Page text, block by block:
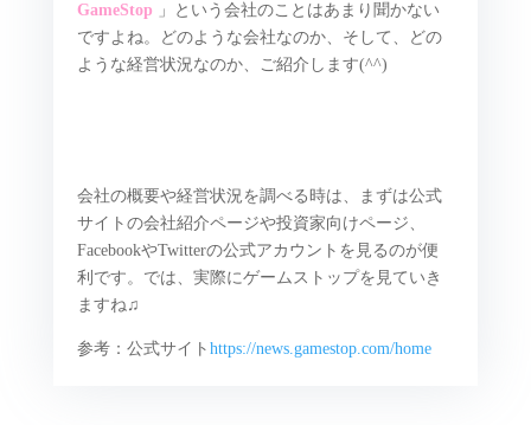
GameStop
」という会社のことはあまり聞かない
ですよね。どのような会社なのか、そして、どの
ような経営状況なのか、ご紹介します(^^)
会社の概要や経営状況を調べる時は、まずは公式
サイトの会社紹介ページや投資家向けページ、
FacebookやTwitterの公式アカウントを見るのが便
利です。では、実際にゲームストップを見ていき
ますね♫
参考：公式サイト https://news.gamestop.com/home